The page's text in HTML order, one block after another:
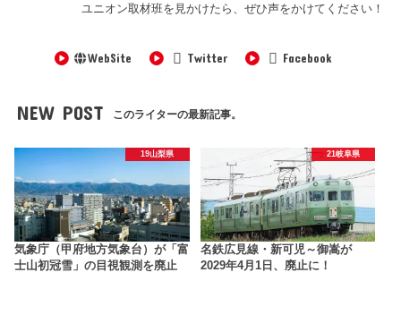
ユニオン取材班を見かけたら、ぜひ声をかけてください！
WebSite Twitter Facebook
NEW POST このライターの最新記事。
19山梨県
気象庁（甲府地方気象台）が「富
士山初冠雪」の目視観測を廃止
21岐阜県
名鉄広見線・新可児～御嵩が
2029年4月1日、廃止に！